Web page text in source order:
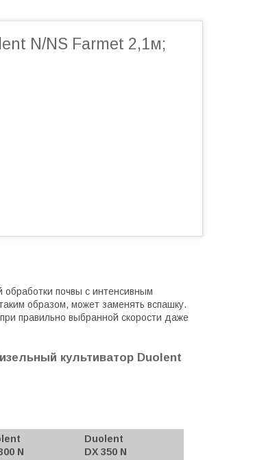
N/NS Farmet 2,1м;
почвы с интенсивным
образом, может заменять вспашку.
правильно выбранной скорости даже
N
Duolent
DX 350 N